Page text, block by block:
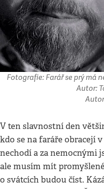
Fotografie: Farář se prý má
Autor:
V ten slavnostní den
kdo se na faráře obracejí
nechodí a za nemocnými
ale musím mít
o svátcích budou číst.